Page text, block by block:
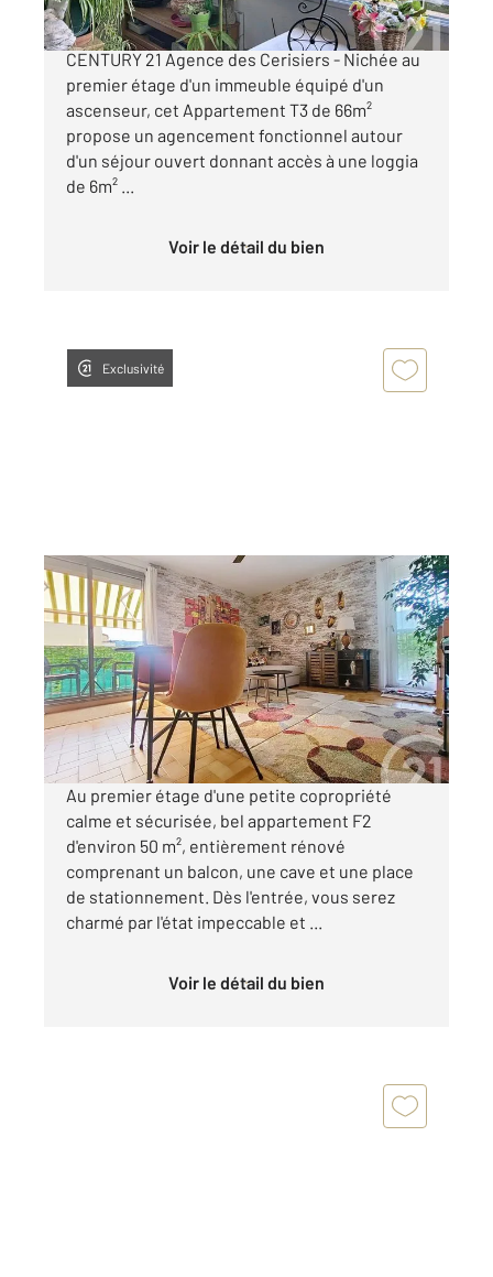
AMELIE-LES-BAINS (66110) - Exclusivité
CENTURY 21 Agence des Cerisiers - Nichée au
premier étage d'un immeuble équipé d'un
ascenseur, cet Appartement T3 de 66m²
propose un agencement fonctionnel autour
d'un séjour ouvert donnant accès à une loggia
de 6m² ...
Voir le détail du bien
Exclusivité
AMELIE LES BAINS PALALDA 66
51,40 m2, 2 pièces
Ref : 10902
Appartement F2 à vendre
109 500 €
Visiter le site dédié
Au premier étage d'une petite copropriété
calme et sécurisée, bel appartement F2
d'environ 50 m², entièrement rénové
comprenant un balcon, une cave et une place
de stationnement. Dès l'entrée, vous serez
charmé par l'état impeccable et ...
Voir le détail du bien